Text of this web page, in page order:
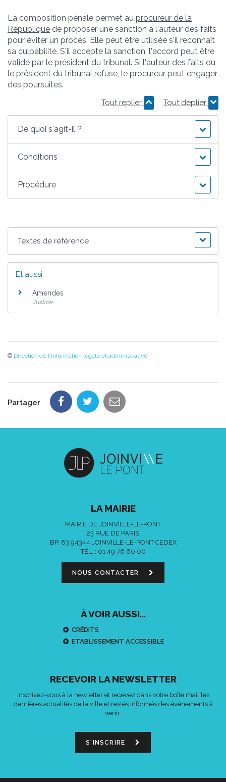
La composition pénale permet au procureur de la
République de proposer une sanction à l'auteur des faits
pour éviter un procès. Elle peut être utilisée s'il reconnaît
sa culpabilité. S'il accepte la sanction, l'accord peut être
validé par le président du tribunal. Si l'auteur des faits ou
le président du tribunal refuse, le procureur peut engager
des poursuites.
Tout replier Tout déplier
De quoi s'agit-il ?
Conditions
Procédure
Textes de référence
Et aussi
Amendes
Justice
© Direction de l'information légale et administrative
Partager
LA MAIRIE
MAIRIE DE JOINVILLE-LE-PONT
23 RUE DE PARIS
BP. 83 94344 JOINVILLE-LE-PONT CEDEX
TÉL. : 01 49 76 60 00
NOUS CONTACTER
À VOIR AUSSI...
CRÉDITS
ETABLISSEMENT ACCESSIBLE
RECEVOIR LA NEWSLETTER
Inscrivez-vous à la newletter et recevez dans votre boîte mail les
dernières actualités de la ville et restés informés des événements à
venir.
S'INSCRIRE